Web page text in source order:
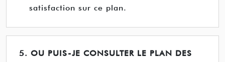
satisfaction sur ce plan.
5. OU PUIS-JE CONSULTER LE PLAN DES